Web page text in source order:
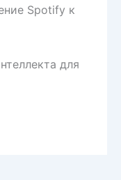
Spotify к
для